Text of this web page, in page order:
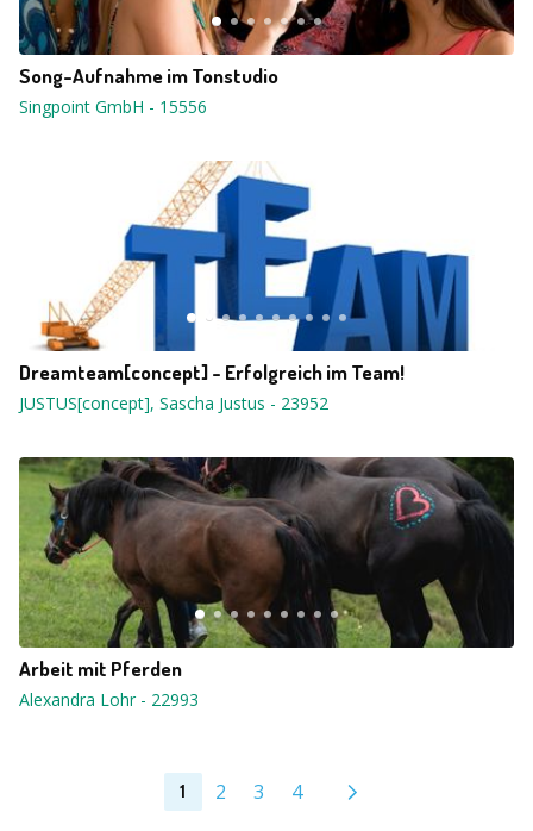
Song-Aufnahme im Tonstudio
Singpoint GmbH - 15556
Dreamteam[concept] - Erfolgreich im Team!
JUSTUS[concept], Sascha Justus - 23952
Arbeit mit Pferden
Alexandra Lohr- 22993
1 2 3 4